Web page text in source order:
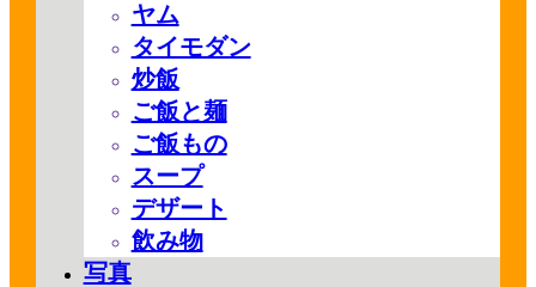
ヤム
タイモダン
炒飯
ご飯と麺
ご飯もの
スープ
デザート
飲み物
写真